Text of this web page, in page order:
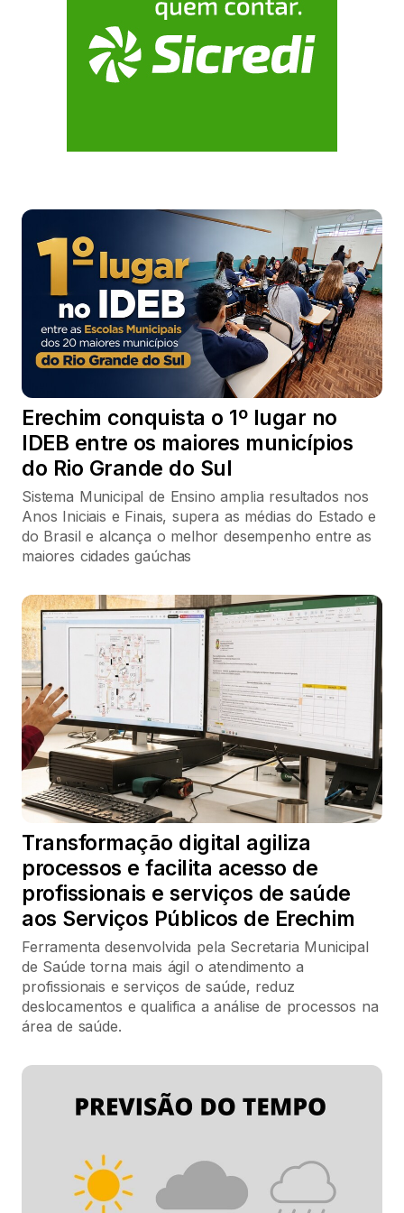
Erechim conquista o 1º lugar no
IDEB entre os maiores municípios
do Rio Grande do Sul
Sistema Municipal de Ensino amplia resultados nos
Anos Iniciais e Finais, supera as médias do Estado e
do Brasil e alcança o melhor desempenho entre as
maiores cidades gaúchas
Transformação digital agiliza
processos e facilita acesso de
profissionais e serviços de saúde
aos Serviços Públicos de Erechim
Ferramenta desenvolvida pela Secretaria Municipal
de Saúde torna mais ágil o atendimento a
profissionais e serviços de saúde, reduz
deslocamentos e qualifica a análise de processos na
área de saúde.